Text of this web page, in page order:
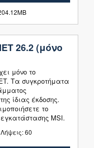
26.2 (μόνο
μόνο το
Τα συγκροτήματα
ίδιας έκδοσης.
το
MSI.
Λήψεις:60